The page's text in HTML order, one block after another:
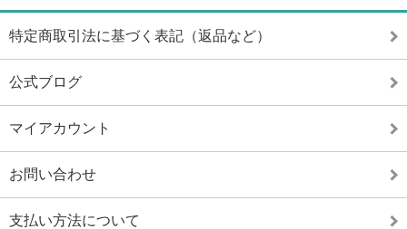
特定商取引法に基づく表記（返品など）
公式ブログ
マイアカウント
お問い合わせ
支払い方法について